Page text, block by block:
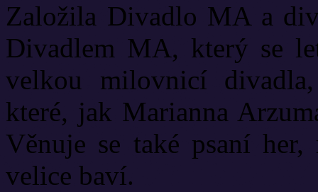
Založila Divadlo MA a
Divadlem MA, který se
velkou milovnicí
které, jak Marianna
Věnuje se také psaní
velice baví.